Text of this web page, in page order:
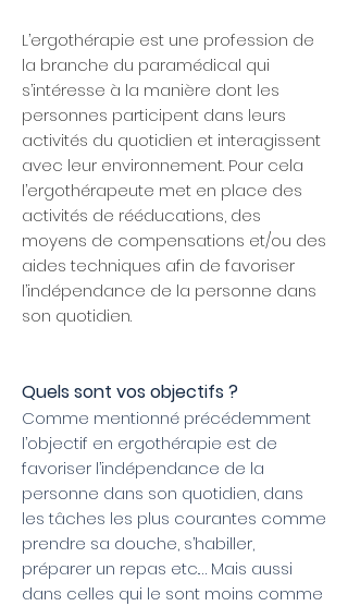
L’ergothérapie est une profession de
la branche du paramédical qui
s’intéresse à la manière dont les
personnes participent dans leurs
activités du quotidien et interagissent
avec leur environnement. Pour cela
l’ergothérapeute met en place des
activités de rééducations, des
moyens de compensations et/ou des
aides techniques afin de favoriser
l’indépendance de la personne dans
son quotidien.
Quels sont vos objectifs ?
Comme mentionné précédemment
l’objectif en ergothérapie est de
favoriser l’indépendance de la
personne dans son quotidien, dans
les tâches les plus courantes comme
prendre sa douche, s’habiller,
préparer un repas etc.… Mais aussi
dans celles qui le sont moins comme